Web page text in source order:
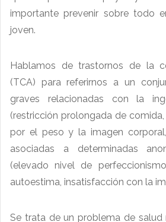
importante prevenir sobre todo
joven.
Hablamos de trastornos de la
(TCA) para referirnos a un
graves relacionadas con la
(restricción prolongada de
por el peso y la imagen
asociadas a determinadas
(elevado nivel de
autoestima, insatisfacción con la
Se trata de un problema de salud